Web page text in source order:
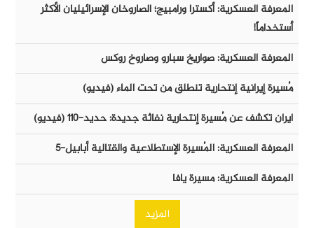
المعرفة العسكرية: أكسترا ورامبيج؛ الصاروخان الإسرائيليان الأكثر
أستخداماً!
المعرفة العسكرية: صواريخ سبارو وصاروخ روكس
مُسيرة إيرانية إنتحارية تنطلق من تحت الماء (فيديو)
ايران تكشف عن مُسيرة إنتحارية نفاثة جديدة: حديد-١١٠ (فيديو)
المعرفة العسكرية: المُسيرة الإستطلاعية والقتالية أبابيل-٥
المعرفة العسكرية: مسيرة يافا
المزيد